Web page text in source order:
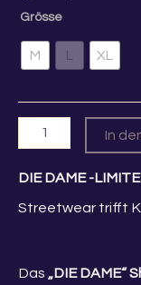
Grösse
M L XL
Shirt
-
Die
Menge
In
DIE DAME -
Streetwear trifft
Das „DIE DAME“